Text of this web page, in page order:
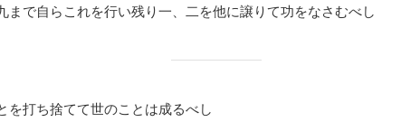
まで自らこれを行い残り一、二を他に譲りて功をなさむべし
を打ち捨てて世のことは成るべし